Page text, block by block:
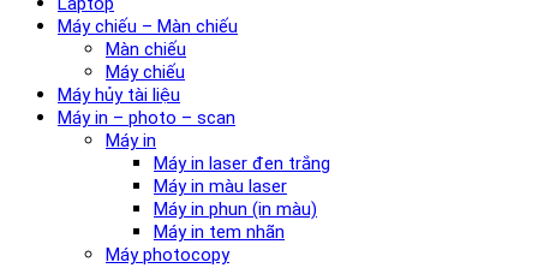
Máy chiếu – Màn chiếu
Màn chiếu
Máy chiếu
Máy hủy tài liệu
Máy in – photo – scan
Máy in
Máy in laser đen trắng
Máy in màu laser
Máy in phun (in màu)
Máy in tem nhãn
Máy photocopy